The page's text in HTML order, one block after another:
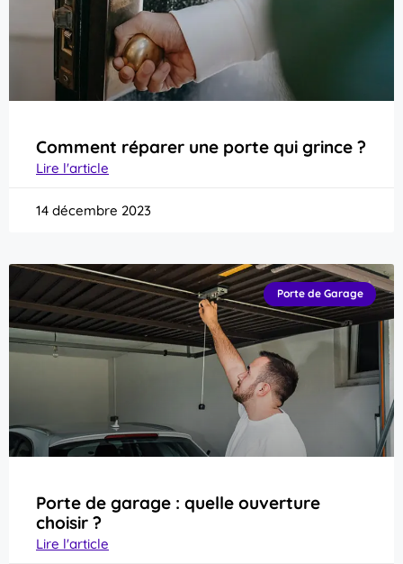
Comment réparer une porte qui grince ?
Lire l'article
14 décembre 2023
Porte de Garage
Porte de garage : quelle ouverture
choisir ?
Lire l'article